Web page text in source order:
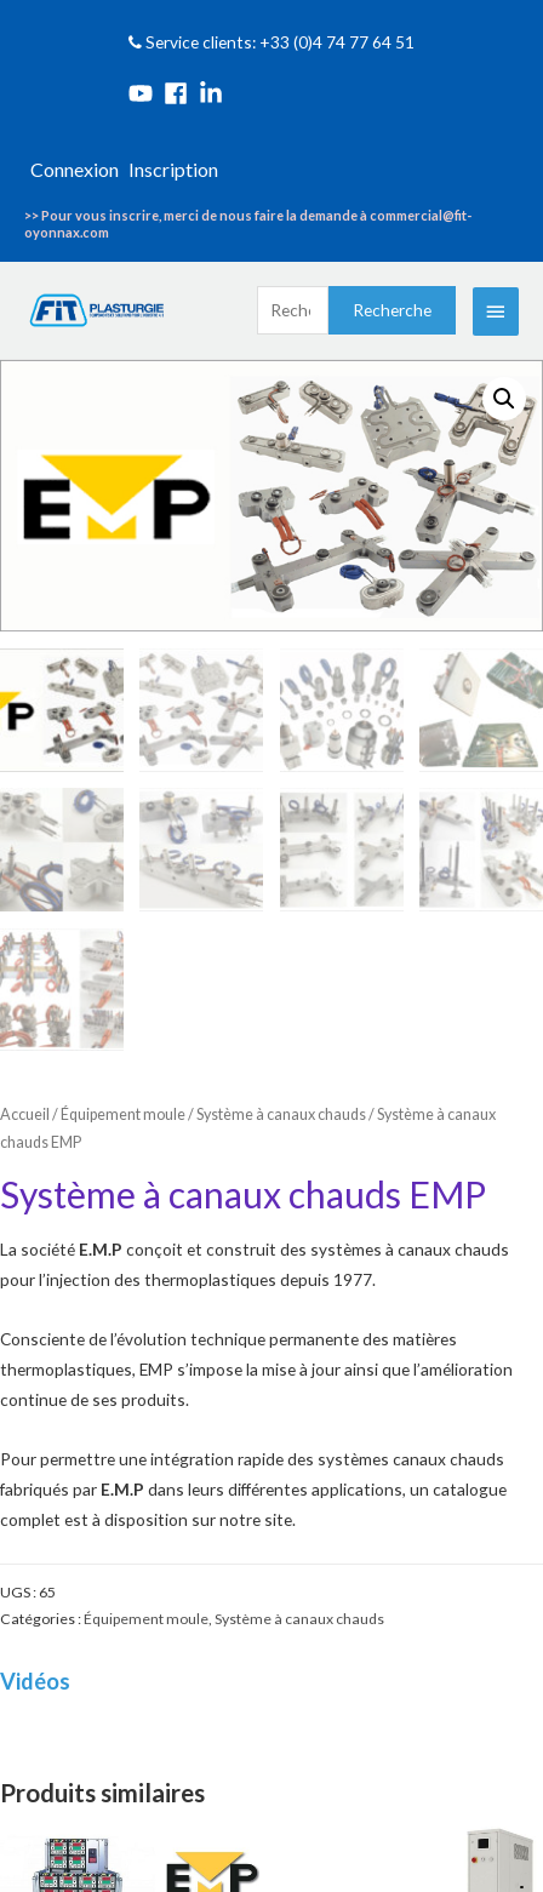
Service clients: +33 (0)4 74 77 64 51
Connexion Inscription
>> Pour vous inscrire, merci de nous faire la demande à commercial@fit-
oyonnax.com
Menu
Recherche
Accueil / Équipement moule/Système à canaux chauds/ Système à canaux
chauds EMP
Système à canaux chauds EMP
La société E.M.P conçoit et construit des systèmes à canaux chauds
pour l’injection des thermoplastiques depuis 1977.
Consciente de l’évolution technique permanente des matières
thermoplastiques, EMP s’impose la mise à jour ainsi que l’amélioration
continue de ses produits.
Pour permettre une intégration rapide des systèmes canaux chauds
fabriqués par E.M.P dans leurs différentes applications, un catalogue
complet est à disposition sur notre site.
UGS : 65
Catégories :Équipement moule, Système à canaux chauds
Vidéos
Produits similaires